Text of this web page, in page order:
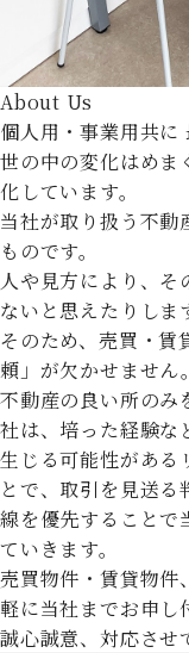
About Us
個人用・事業用共に
世の中の変化はめま
化しています。
当社が取り扱う不動
ものです。
人や見方により、
ないと思えたりしま
そのため、売買・賃
頼」が欠かせません。
不動産の良い所のみ
社は、培った経験な
生じる可能性がある
とで、取引を見送
線を優先することで
ていきます。
売買物件・賃貸物件
軽に当社までお申し
誠心誠意、対応させ